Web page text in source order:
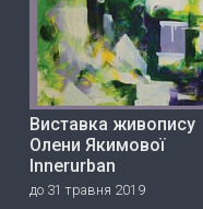
Виставка живопису
Олени Якимової
Innerurban
до 31 травня 2019